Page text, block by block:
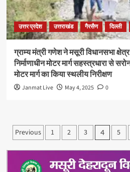
उत्तर प्रदेश उत्तराखंड गैरसैण दिल्ली
ग्राम्य मंत्री गणेश ने मसूरी विधानसभा
निर्माणाधीन मोटर मार्ग सहस्त्रधारा से
मोटर मार्ग का किया स्थलीय निरीक्षण
Janmat Live May 4, 2025 0
Posts
pagination
Previous 1 2 3 4 5